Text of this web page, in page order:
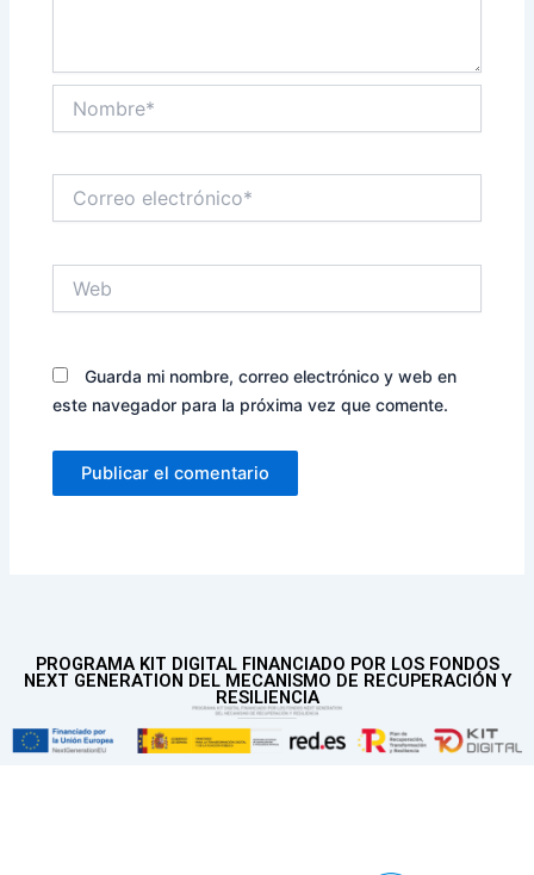
electrónico*
Guarda mi nombre, correo electrónico y web en
este navegador para la próxima vez que comente.
PROGRAMA KIT DIGITAL FINANCIADO POR LOS FONDOS
NEXT GENERATION DEL MECANISMO DE RECUPERACIÓN Y
RESILIENCIA